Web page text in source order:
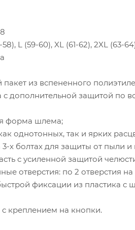
L (59-60), XL (61-62), 2XL (63-
из вспененного
с дополнительной защитой по
форма шлема;
однотонных, так и ярких
х болтах для защиты от пыли и
с усиленной защитой
отверстия: по 2 отверстия
фиксации из пластика
креплением на кнопки.